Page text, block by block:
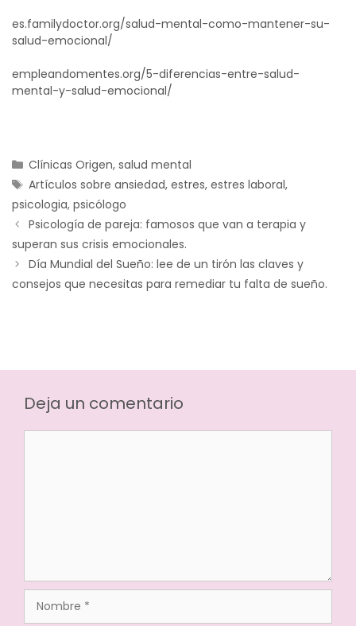
es.familydoctor.org/salud-mental-como-mantener-su-
salud-emocional/
empleandomentes.org/5-diferencias-entre-salud-
mental-y-salud-emocional/
Clínicas Origen,salud mental
Artículos sobre ansiedad,estres,estres laboral,
psicologia, psicólogo
Psicología de pareja: famosos que van a terapia y
superan sus crisis emocionales.
Día Mundial del Sueño: lee de un tirón las claves y
consejos que necesitas para remediar tu falta de sueño.
Deja un comentario